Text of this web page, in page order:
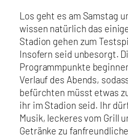
Los geht es am Samstag
wissen natürlich das
Stadion gehen zum
Insofern seid unbesorgt.
Programmpunkte
Verlauf des Abends,
befürchten müsst etwas
ihr im Stadion seid. Ihr
Musik, leckeres vom Grill
Getränke zu